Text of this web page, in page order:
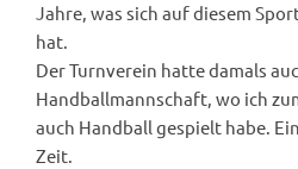
Jahre, was sich auf diesem
hat.
Der Turnverein hatte damals
Handballmannschaft, wo ich
auch Handball gespielt habe.
Zeit.